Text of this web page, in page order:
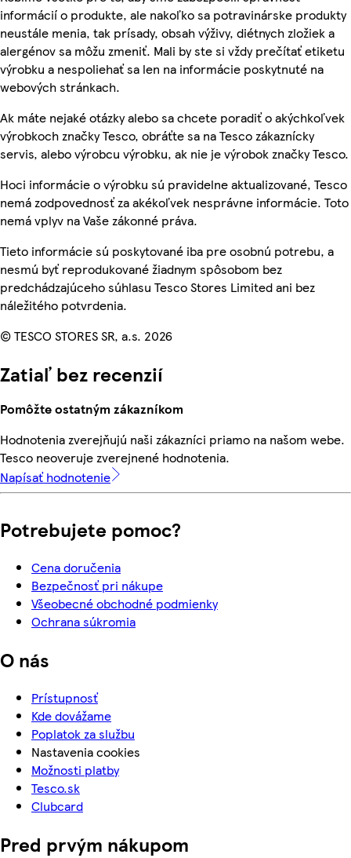
informácií o produkte, ale nakoľko sa potravinárske produkty
neustále menia, tak prísady, obsah výživy, diétnych zložiek a
alergénov sa môžu zmeniť. Mali by ste si vždy prečítať etiketu
výrobku a nespoliehať sa len na informácie poskytnuté na
webových stránkach.
Ak máte nejaké otázky alebo sa chcete poradiť o akýchkoľvek
výrobkoch značky Tesco, obráťte sa na Tesco zákaznícky
servis, alebo výrobcu výrobku, ak nie je výrobok značky Tesco.
Hoci informácie o výrobku sú pravidelne aktualizované, Tesco
nemá zodpovednosť za akékoľvek nesprávne informácie. Toto
nemá vplyv na Vaše zákonné práva.
Tieto informácie sú poskytované iba pre osobnú potrebu, a
nesmú byť reprodukované žiadnym spôsobom bez
predchádzajúceho súhlasu Tesco Stores Limited ani bez
náležitého potvrdenia.
© TESCO STORES SR, a.s. 2026
Zatiaľ bez recenzií
Pomôžte ostatným zákazníkom
Hodnotenia zverejňujú naši zákazníci priamo na našom webe.
Tesco neoveruje zverejnené hodnotenia.
Napísať hodnotenie
Potrebujete pomoc?
Cena doručenia
Bezpečnosť pri nákupe
Všeobecné obchodné podmienky
Ochrana súkromia
O nás
Prístupnosť
Kde dovážame
Poplatok za službu
Nastavenia cookies
Možnosti platby
Tesco.sk
Clubcard
Pred prvým nákupom